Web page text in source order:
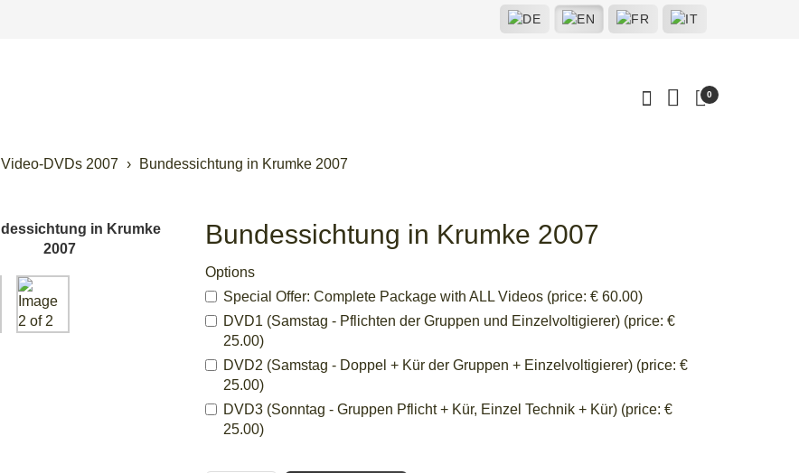
0
Video-DVDs 2007 Bundessichtung in Krumke 2007
Bundessichtung in Krumke 2007
Options
Special Offer: Complete Package with ALL Videos (price: € 60.00)
DVD1 (Samstag - Pflichten der Gruppen und Einzelvoltigierer) (price: €
25.00)
DVD2 (Samstag - Doppel + Kür der Gruppen + Einzelvoltigierer) (price: €
25.00)
DVD3 (Sonntag - Gruppen Pflicht + Kür, Einzel Technik + Kür) (price: €
25.00)